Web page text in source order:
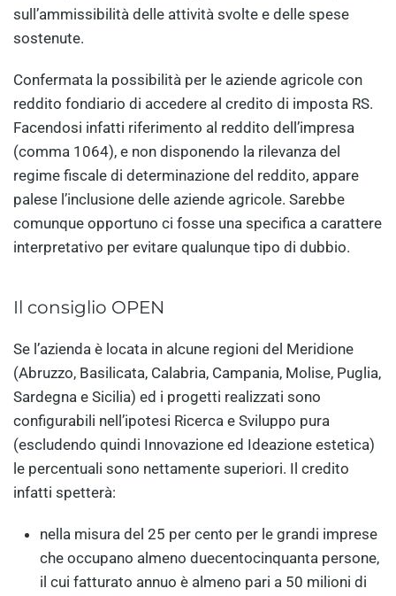
sull’ammissibilità delle attività svolte e delle spese
sostenute.
Confermata la possibilità per le aziende agricole con
reddito fondiario di accedere al credito di imposta RS.
Facendosi infatti riferimento al reddito dell’impresa
(comma 1064), e non disponendo la rilevanza del
regime fiscale di determinazione del reddito, appare
palese l’inclusione delle aziende agricole. Sarebbe
comunque opportuno ci fosse una specifica a carattere
interpretativo per evitare qualunque tipo di dubbio.
Il consiglio OPEN
Se l’azienda è locata in alcune regioni del Meridione
(Abruzzo, Basilicata, Calabria, Campania, Molise, Puglia,
Sardegna e Sicilia) ed i progetti realizzati sono
configurabili nell’ipotesi Ricerca e Sviluppo pura
(escludendo quindi Innovazione ed Ideazione estetica)
le percentuali sono nettamente superiori. Il credito
infatti spetterà:
nella misura del 25 per cento per le grandi imprese
che occupano almeno duecentocinquanta persone,
il cui fatturato annuo è almeno pari a 50 milioni di